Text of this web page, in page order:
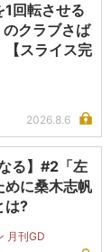
回転させる
クラブさば
【スライス完
2026.8.6
る】#2「左
めに桑木志帆
は?
月刊GD